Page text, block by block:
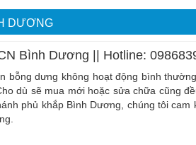
DƯƠNG
Bình Dương || Hotline:
bỗng dưng không hoạt động bình
dù sẽ mua mới hoặc sửa chữa cũng
phủ khắp Bình Dương, chúng tôi cam